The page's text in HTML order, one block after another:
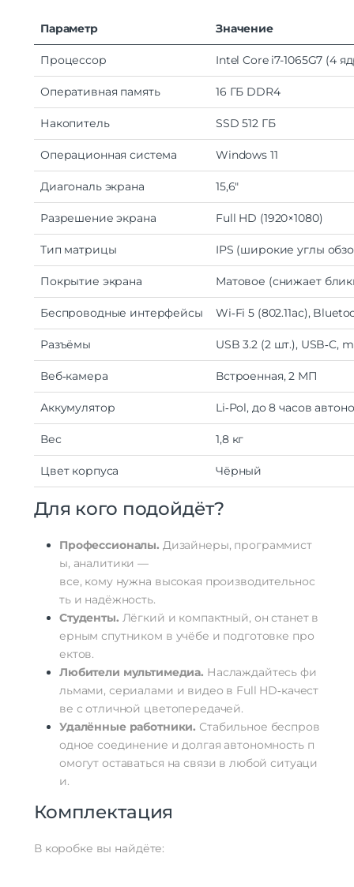
Параметр Значение
Процессор Intel Corei7-1065G7 (4
Оперативная память 16 ГБ DDR4
Накопитель SSD512 ГБ
Операционная система Windows 11
Диагональэкрана 15,6″
Разрешение экрана Full HD (1920×1080)
Тип матрицы IPS (широкие углы
Покрытие экрана Матовое (снижает
Беспроводные интерфейсы Wi‑Fi 5 (802.11ac),
Разъёмы USB 3.2 (2шт.),USB‑C,
Веб‑камера Встроенная,2 МП
Аккумулятор Li‑Pol, до8 часов
Вес 1,8 кг
Цветкорпуса Чёрный
Для кого подойдёт?
Профессионалы. Дизайнеры, программист
ы, аналитики —
все, комунужна высокая производительнос
тьи надёжность.
Студенты. Лёгкий и компактный, он станетв
ерным спутником в учёбе и подготовке про
ектов.
Любители мультимедиа. Наслаждайтесь фи
льмами, сериалами и видео в Full HD‑качест
ве с отличной цветопередачей.
Удалённыеработники. Стабильное беспров
одное соединение и долгая автономностьп
омогут оставаться на связи в любой ситуаци
и.
Комплектация
Вкоробке вы найдёте: